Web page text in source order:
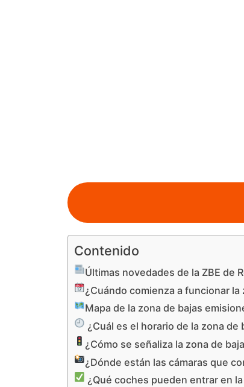
Contenido
Últimas novedades de la ZBE de
¿Cuándo comienza a funcionar
Mapa de la zona de bajas
¿Cuál es el horario de la zona
¿Cómo se señaliza la zona de
¿Dónde están las cámaras que
¿Qué coches pueden entrar en